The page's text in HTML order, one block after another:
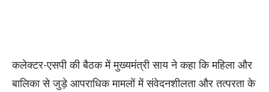
कलेक्टर-एसपी की बैठक में मुख्यमंत्री साय ने कहा कि महिला और
बालिका से जुड़े आपराधिक मामलों में संवेदनशीलता और तत्परता के